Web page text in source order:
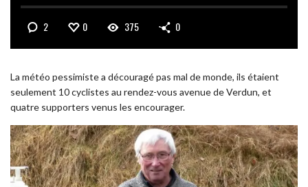
2 0 375 0
La météo pessimiste a découragé pas mal de monde, ils étaient
seulement 10 cyclistes au rendez-vous avenue de Verdun, et
quatre supporters venus les encourager.